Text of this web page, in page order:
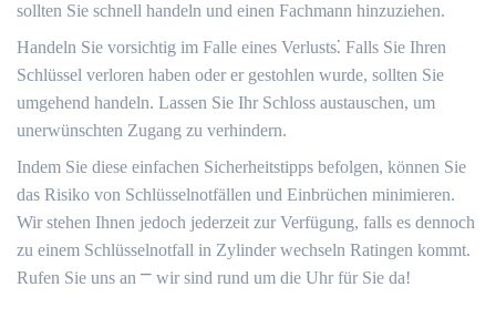
sollten Sie schnell handeln und einen Fachmann hinzuziehen.​
Handeln Sie vorsichtig im Falle eines Verlusts⁚ Falls Sie Ihren
Schlüssel verloren haben oder er gestohlen wurde, sollten Sie
umgehend handeln.​ Lassen Sie Ihr Schloss austauschen, um
unerwünschten Zugang zu verhindern.​
Indem Sie diese einfachen Sicherheitstipps befolgen, können Sie
das Risiko von Schlüsselnotfällen und Einbrüchen minimieren.​
Wir stehen Ihnen jedoch jederzeit zur Verfügung, falls es dennoch
zu einem Schlüsselnotfall in Zylinder wechseln Ratingen kommt.​
Rufen Sie uns an ⎻ wir sind rund um die Uhr für Sie da!​